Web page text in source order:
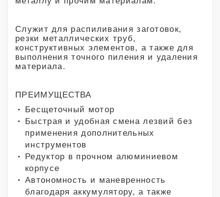
Служит для распиливания заготовок,
резки металлических труб,
конструктивных элементов, а также для
выполнения точного пиления и удаления
материала.
ПРЕИМУЩЕСТВА
Бесщеточный мотор
Быстрая и удобная смена лезвий без
применения дополнительных
инструментов
Редуктор в прочном алюминиевом
корпусе
Автономность и маневренность
благодаря аккумулятору, а также